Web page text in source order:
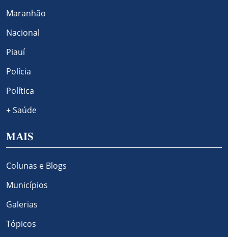
Maranhão
Nacional
Piauí
Polícia
Política
+ Saúde
MAIS
Colunas e Blogs
Municípios
Galerias
Tópicos